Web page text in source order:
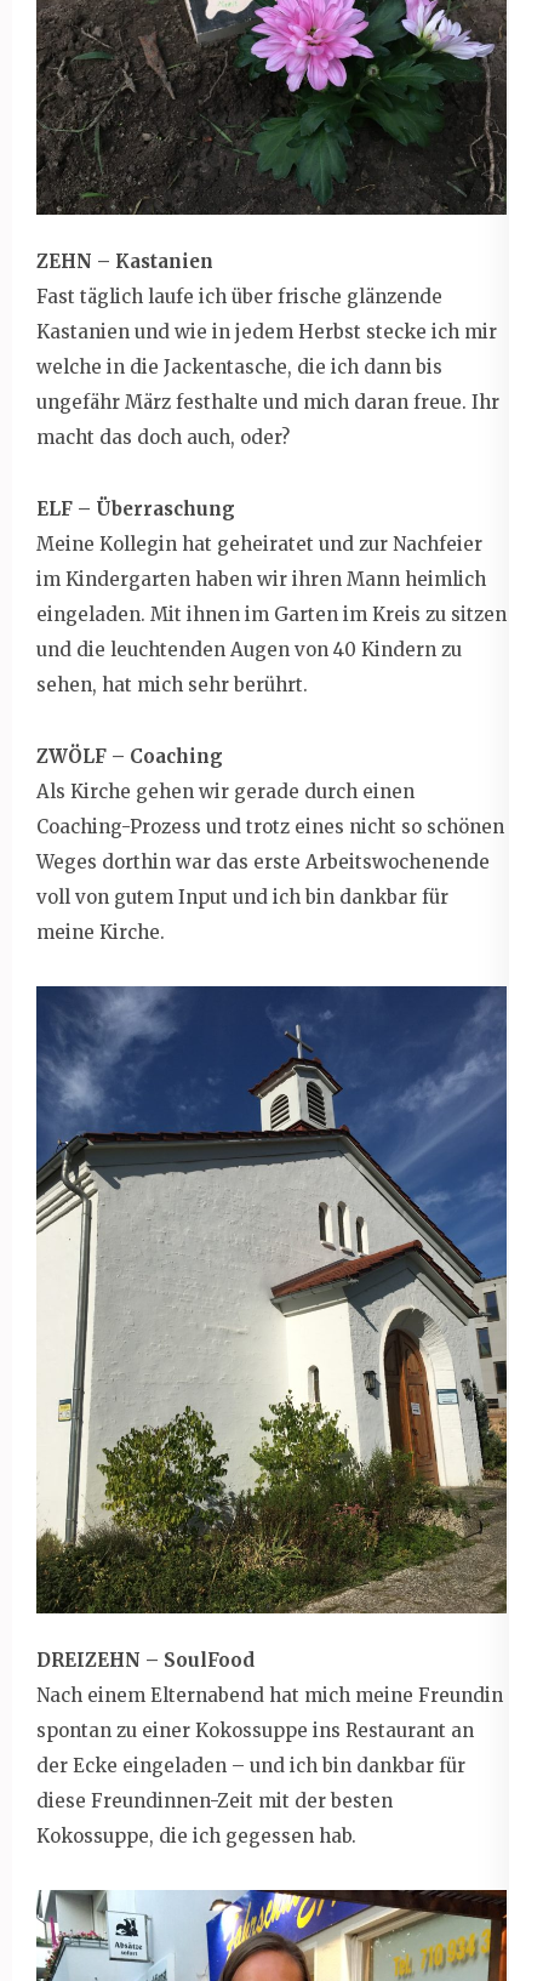
ZEHN – Kastanien
Fast täglich laufe ich über frische glänzende
Kastanien und wie in jedem Herbst stecke ich mir
welche in die Jackentasche, die ich dann bis
ungefähr März festhalte und mich daran freue. Ihr
macht das doch auch, oder?
ELF – Überraschung
Meine Kollegin hat geheiratet und zur Nachfeier
im Kindergarten haben wir ihren Mann heimlich
eingeladen. Mit ihnen im Garten im Kreis zu sitzen
und die leuchtenden Augen von 40 Kindern zu
sehen, hat mich sehr berührt.
ZWÖLF – Coaching
Als Kirche gehen wir gerade durch einen
Coaching-Prozess und trotz eines nicht so schönen
Weges dorthin war das erste Arbeitswochenende
voll von gutem Input und ich bin dankbar für
meine Kirche.
DREIZEHN – SoulFood
Nach einem Elternabend hat mich meine Freundin
spontan zu einer Kokossuppe ins Restaurant an
der Ecke eingeladen – und ich bin dankbar für
diese Freundinnen-Zeit mit der besten
Kokossuppe, die ich gegessen hab.